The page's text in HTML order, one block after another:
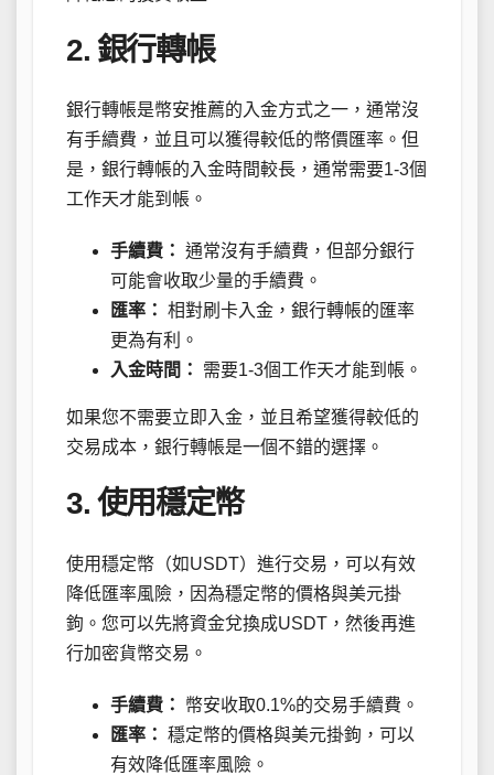
2. 銀行轉帳
銀行轉帳是幣安推薦的入金方式之一，通常沒
有手續費，並且可以獲得較低的幣價匯率。但
是，銀行轉帳的入金時間較長，通常需要1-3個
工作天才能到帳。
手續費： 通常沒有手續費，但部分銀行
可能會收取少量的手續費。
匯率： 相對刷卡入金，銀行轉帳的匯率
更為有利。
入金時間：
需要1-3個工作天才能到帳。
如果您不需要立即入金，並且希望獲得較低的
交易成本，銀行轉帳是一個不錯的選擇。
3. 使用穩定幣
使用穩定幣（如USDT）進行交易，可以有效
降低匯率風險，因為穩定幣的價格與美元掛
鉤。您可以先將資金兌換成USDT，然後再進
行加密貨幣交易。
手續費：
幣安收取0.1%的交易手續費。
匯率： 穩定幣的價格與美元掛鉤，可以
有效降低匯率風險。